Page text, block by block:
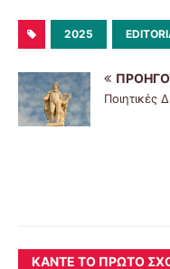
2025
Ποιητικές
ΚΆΝΤΕ ΤΟ ΠΡΏΤΟ